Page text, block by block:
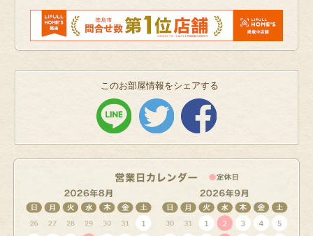
このお部屋情報をシェアする